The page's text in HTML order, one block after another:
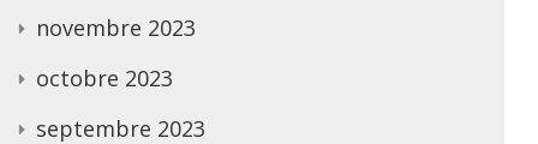
novembre 2023
octobre 2023
septembre 2023